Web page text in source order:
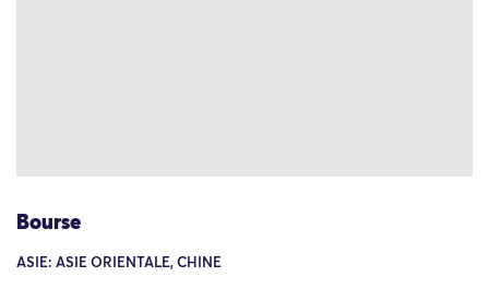
Bourse
ASIE: ASIE ORIENTALE, CHINE